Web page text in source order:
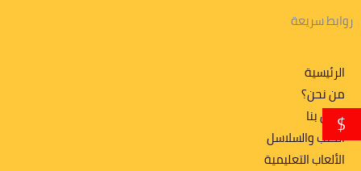
روابط سريعة
الرئيسية
من نحن؟
اتصل بنا
الكتب والسلاسل
الألعاب التعليمية
$